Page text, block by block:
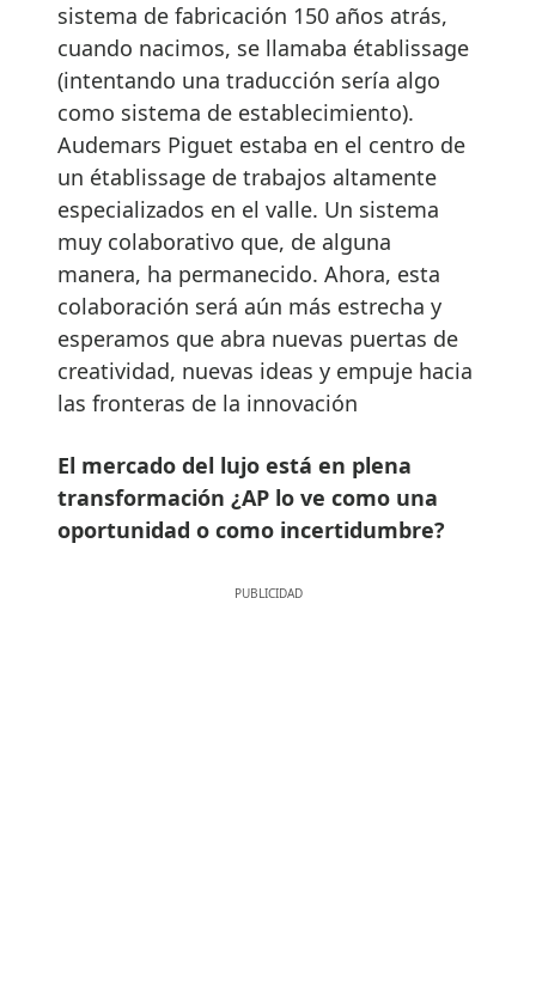
sistema de fabricación 150 años atrás,
cuando nacimos, se llamaba établissage
(intentando una traducción sería algo
como sistema de establecimiento).
Audemars Piguet estaba en el centro de
un établissage de trabajos altamente
especializados en el valle. Un sistema
muy colaborativo que, de alguna
manera, ha permanecido. Ahora, esta
colaboración será aún más estrecha y
esperamos que abra nuevas puertas de
creatividad, nuevas ideas y empuje hacia
las fronteras de la innovación
El mercado del lujo está en plena
transformación ¿AP lo ve como una
oportunidad o como incertidumbre?